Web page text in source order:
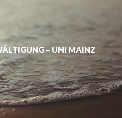
– UNI MAINZ